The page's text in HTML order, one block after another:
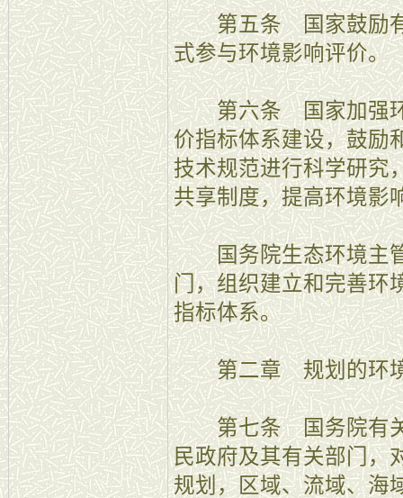
第五条 国家鼓励有
式参与环境影响评价。
第六条 国家加强环
价指标体系建设，鼓励
技术规范进行科学研究
共享制度，提高环境影
国务院生态环境主管
门，组织建立和完善环
指标体系。
第二章 规划的环境
第七条 国务院有关
民政府及其有关部门，
规划，区域、流域、海